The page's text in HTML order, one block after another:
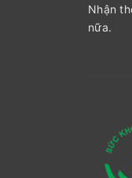
Nhận
nữa.